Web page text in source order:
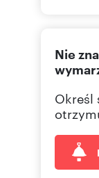
Nie
Określ